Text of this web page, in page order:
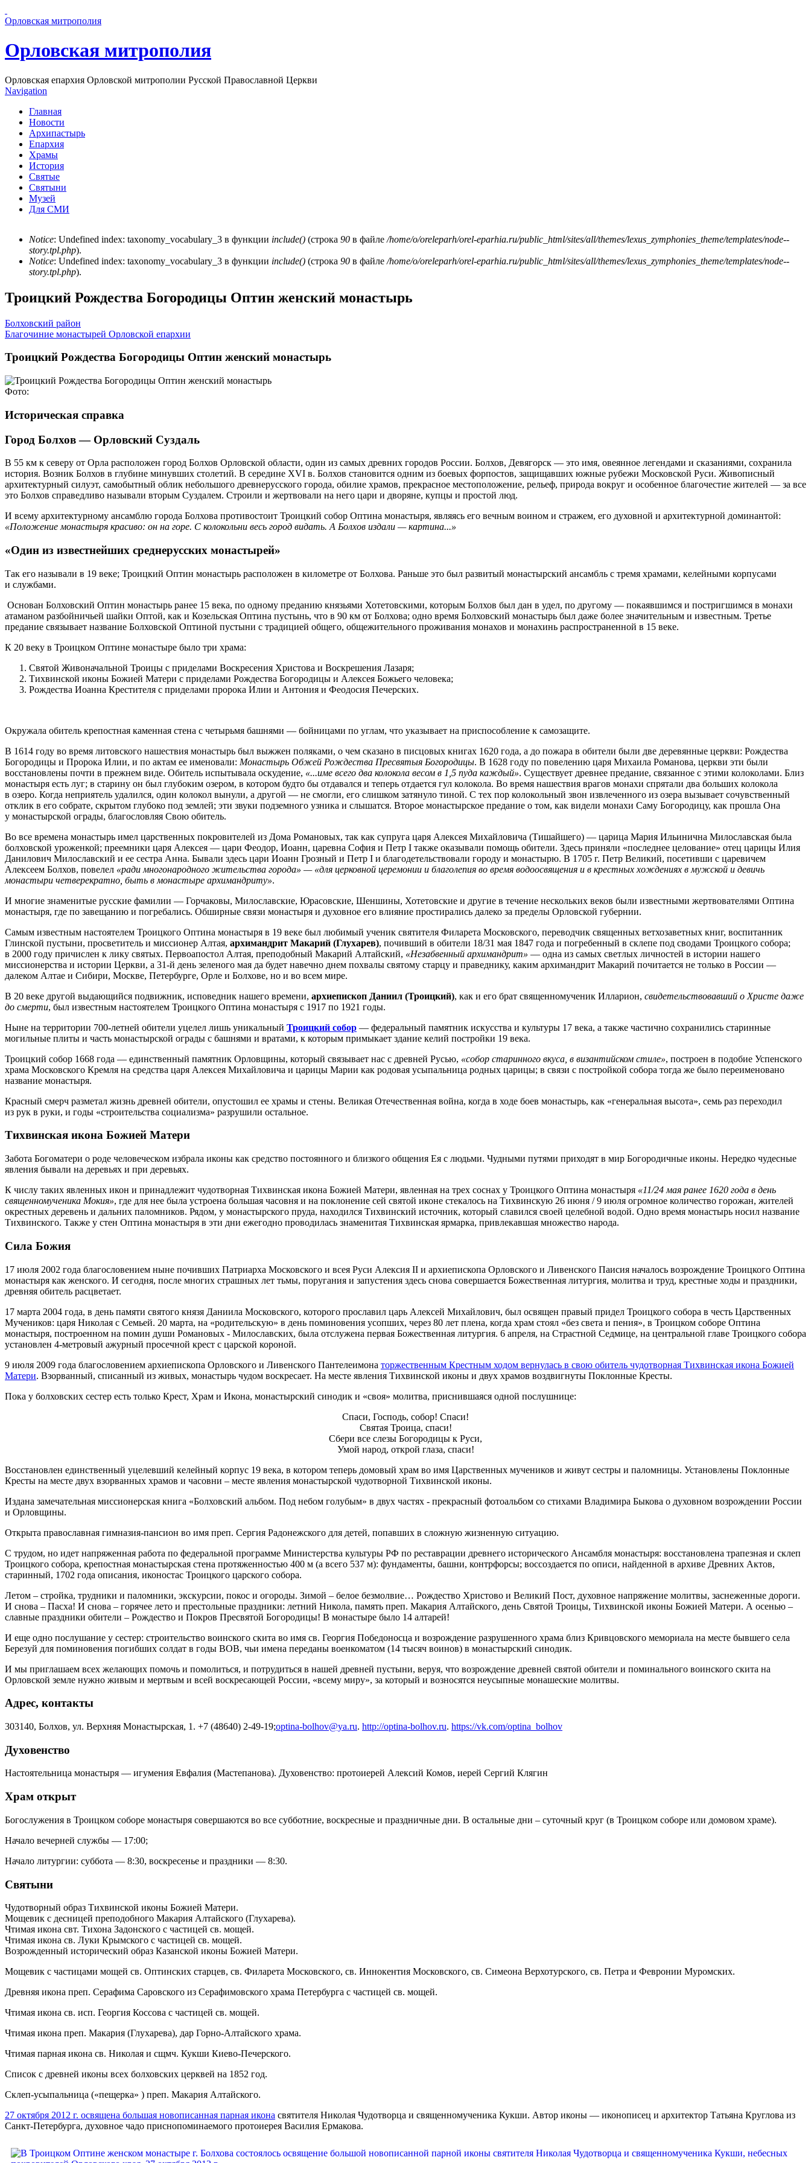
Орловская митрополия
Орловская митрополия
Орловская епархия Орловской митрополии Русской Православной Церкви
Navigation
Главная
Новости
Архипастырь
Епархия
Храмы
История
Святые
Святыни
Музей
Для СМИ
Сообщение об ошибке
Notice: Undefined index: taxonomy_vocabulary_3 в функции include() (строка 90 в файле /home/o/oreleparh/orel-eparhia.ru/public_html/sites/all/themes/lexus_zymphonies_theme/templates/node--
story.tpl.php).
Notice: Undefined index: taxonomy_vocabulary_3 в функции include() (строка 90 в файле /home/o/oreleparh/orel-eparhia.ru/public_html/sites/all/themes/lexus_zymphonies_theme/templates/node--
story.tpl.php).
Троицкий Рождества Богородицы Оптин женский монастырь
Болховский район
Благочиние монастырей Орловской епархии
Троицкий Рождества Богородицы Оптин женский монастырь
Фото:
Историческая справка
Город Болхов — Орловский Суздаль
В 55 км к северу от Орла расположен город Болхов Орловской области, один из самых древних городов России. Болхов, Девягорск — это имя, овеянное легендами и сказаниями, сохранила
история. Возник Болхов в глубине минувших столетий. В середине XVI в. Болхов становится одним из боевых форпостов, защищавших южные рубежи Московской Руси. Живописный
архитектурный силуэт, самобытный облик небольшого древнерусского города, обилие храмов, прекрасное местоположение, рельеф, природа вокруг и особенное благочестие жителей — за все
это Болхов справедливо называли вторым Суздалем. Строили и жертвовали на него цари и дворяне, купцы и простой люд.
И всему архитектурному ансамблю города Болхова противостоит Троицкий собор Оптина монастыря, являясь его вечным воином и стражем, его духовной и архитектурной доминантой:
«Положение монастыря красиво: он на горе. С колокольни весь город видать. А Болхов издали — картина...»
​«Один из известнейших среднерусских монастырей»
Так его называли в 19 веке; Троицкий Оптин монастырь расположен в километре от Болхова. Раньше это был развитый монастырский ансамбль с тремя храмами, келейными корпусами
и службами.
​ Основан Болховский Оптин монастырь ранее 15 века, по одному преданию князьями Хотетовскими, которым Болхов был дан в удел, по другому — покаявшимся и постригшимся в монахи
атаманом разбойничьей шайки Оптой, как и Козельская Оптина пустынь, что в 90 км от Болхова; одно время Болховский монастырь был даже более значительным и известным. Третье
предание связывает название Болховской Оптиной пустыни с традицией общего, общежительного проживания монахов и монахинь распространенной в 15 веке.
​К 20 веку в Троицком Оптине монастыре было три храма:
Святой Живоначальной Троицы с приделами Воскресения Христова и Воскрешения Лазаря;
Тихвинской иконы Божией Матери с приделами Рождества Богородицы и Алексея Божьего человека;
Рождества Иоанна Крестителя с приделами пророка Илии и Антония и Феодосия Печерских.
Окружала обитель крепостная каменная стена с четырьмя башнями — бойницами по углам, что указывает на приспособление к самозащите.
​В 1614 году во время литовского нашествия монастырь был выжжен поляками, о чем сказано в писцовых книгах 1620 года, а до пожара в обители были две деревянные церкви: Рождества
Богородицы и Пророка Илии, и по актам ее именовали: Монастырь Обжей Рождества Пресвятыя Богородицы. В 1628 году по повелению царя Михаила Романова, церкви эти были
восстановлены почти в прежнем виде. Обитель испытывала оскудение, «...име всего два колокола весом в 1,5 пуда каждый». Существует древнее предание, связанное с этими колоколами. Близ
монастыря есть луг; в старину он был глубоким озером, в котором будто бы отдавался и теперь отдается гул колокола. Во время нашествия врагов монахи спрятали два больших колокола
в озеро. Когда неприятель удалился, один колокол вынули, а другой — не смогли, его слишком затянуло тиной. С тех пор колокольный звон извлеченного из озера вызывает сочувственный
отклик в его собрате, скрытом глубоко под землей; эти звуки подземного узника и слышатся. Второе монастырское предание о том, как видели монахи Саму Богородицу, как прошла Она
у монастырской ограды, благословляя Свою обитель.
​Во все времена монастырь имел царственных покровителей из Дома Романовых, так как супруга царя Алексея Михайловича (Тишайшего) — царица Мария Ильинична Милославская была
болховской уроженкой; преемники царя Алексея — цари Феодор, Иоанн, царевна София и Петр I также оказывали помощь обители. Здесь приняли «последнее целование» отец царицы Илия
Данилович Милославский и ее сестра Анна. Бывали здесь цари Иоанн Грозный и Петр I и благодетельствовали городу и монастырю. В 1705 г. Петр Великий, посетивши с царевичем
Алексеем Болхов, повелел «ради многонародного жительства города» — «для церковной церемонии и благолепия во время водоосвящения и в крестных хождениях в мужской и девичь
монастыри четверекратно, быть в монастыре архимандриту».
​И многие знаменитые русские фамилии — Горчаковы, Милославские, Юрасовские, Шеншины, Хотетовские и другие в течение нескольких веков были известными жертвователями Оптина
монастыря, где по завещанию и погребались. Обширные связи монастыря и духовное его влияние простирались далеко за пределы Орловской губернии.
​Самым известным настоятелем Троицкого Оптина монастыря в 19 веке был любимый ученик святителя Филарета Московского, переводчик священных ветхозаветных книг, воспитанник
Глинской пустыни, просветитель и миссионер Алтая, архимандрит Макарий (Глухарев), почивший в обители 18/31 мая 1847 года и погребенный в склепе под сводами Троицкого собора;
в 2000 году причислен к лику святых. Первоапостол Алтая, преподобный Макарий Алтайский, «Незабвенный архимандрит» — одна из самых светлых личностей в истории нашего
миссионерства и истории Церкви, а 31-й день зеленого мая да будет навечно днем похвалы святому старцу и праведнику, каким архимандрит Макарий почитается не только в России —
далеком Алтае и Сибири, Москве, Петербурге, Орле и Болхове, но и во всем мире.
​В 20 веке другой выдающийся подвижник, исповедник нашего времени, архиепископ Даниил (Троицкий), как и его брат священномученик Илларион, свидетельствовавший о Христе даже
до смерти, был известным настоятелем Троицкого Оптина монастыря с 1917 по 1921 годы.
Ныне на территории 700-летней обители уцелел лишь уникальный Троицкий собор — федеральный памятник искусства и культуры 17 века, а также частично сохранились старинные
могильные плиты и часть монастырской ограды с башнями и вратами, к которым примыкает здание келий постройки 19 века.
​Троицкий собор 1668 года — единственный памятник Орловщины, который связывает нас с древней Русью, «собор старинного вкуса, в византийском стиле», построен в подобие Успенского
храма Московского Кремля на средства царя Алексея Михайловича и царицы Марии как родовая усыпальница родных царицы; в связи с постройкой собора тогда же было переименовано
название монастыря.
Красный смерч разметал жизнь древней обители, опустошил ее храмы и стены. Великая Отечественная война, когда в ходе боев монастырь, как «генеральная высота», семь раз переходил
из рук в руки, и годы «строительства социализма» разрушили остальное.
Тихвинская икона Божией Матери
​Забота Богоматери о роде человеческом избрала иконы как средство постоянного и близкого общения Ея с людьми. Чудными путями приходят в мир Богородичные иконы. Нередко чудесные
явления бывали на деревьях и при деревьях.
​К числу таких явленных икон и принадлежит чудотворная Тихвинская икона Божией Матери, явленная на трех соснах у Троицкого Оптина монастыря «11/24 мая ранее 1620 года в день
священномученика Мокия», где для нее была устроена большая часовня и на поклонение сей святой иконе стекалось на Тихвинскую 26 июня / 9 июля огромное количество горожан, жителей
окрестных деревень и дальних паломников. Рядом, у монастырского пруда, находился Тихвинский источник, который славился своей целебной водой. Одно время монастырь носил название
Тихвинского. Также у стен Оптина монастыря в эти дни ежегодно проводилась знаменитая Тихвинская ярмарка, привлекавшая множество народа.
Сила Божия
17 июля 2002 года благословением ныне почивших Патриарха Московского и всея Руси Алексия II и архиепископа Орловского и Ливенского Паисия началось возрождение Троицкого Оптина
монастыря как женского. И сегодня, после многих страшных лет тьмы, поругания и запустения здесь снова совершается Божественная литургия, молитва и труд, крестные ходы и праздники,
древняя обитель расцветает.
17 марта 2004 года, в день памяти святого князя Даниила Московского, которого прославил царь Алексей Михайлович, был освящен правый придел Троицкого собора в честь Царственных
Мучеников: царя Николая с Семьей. 20 марта, на «родительскую» в день поминовения усопших, через 80 лет плена, когда храм стоял «без света и пения», в Троицком соборе Оптина
монастыря, построенном на помин души Романовых - Милославских, была отслужена первая Божественная литургия. 6 апреля, на Страстной Седмице, на центральной главе Троицкого собора
установлен 4-метровый ажурный просечной крест с царской короной.
9 июля 2009 года благословением архиепископа Орловского и Ливенского Пантелеимона торжественным Крестным ходом вернулась в свою обитель чудотворная Тихвинская икона Божией
Матери. Взорванный, списанный из живых, монастырь чудом воскресает. На месте явления Тихвинской иконы и двух храмов воздвигнуты Поклонные Кресты.
Пока у болховских сестер есть только Крест, Храм и Икона, монастырский синодик и «своя» молитва, приснившаяся одной послушнице:
Спаси, Господь, собор! Спаси!
Святая Троица, спаси!
Сбери все слезы Богородицы к Руси,
Умой народ, открой глаза, спаси!
Восстановлен единственный уцелевший келейный корпус 19 века, в котором теперь домовый храм во имя Царственных мучеников и живут сестры и паломницы. Установлены Поклонные
Кресты на месте двух взорванных храмов и часовни – месте явления монастырской чудотворной Тихвинской иконы.
Издана замечательная миссионерская книга «Болховский альбом. Под небом голубым» в двух частях - прекрасный фотоальбом со стихами Владимира Быкова о духовном возрождении России
и Орловщины.
Открыта православная гимназия-пансион во имя преп. Сергия Радонежского для детей, попавших в сложную жизненную ситуацию.
С трудом, но идет напряженная работа по федеральной программе Министерства культуры РФ по реставрации древнего исторического Ансамбля монастыря: восстановлена трапезная и склеп
Троицкого собора, крепостная монастырская стена протяженностью 400 м (а всего 537 м): фундаменты, башни, контрфорсы; воссоздается по описи, найденной в архиве Древних Актов,
старинный, 1702 года описания, иконостас Троицкого царского собора.
​Летом – стройка, трудники и паломники, экскурсии, покос и огороды. Зимой – белое безмолвие… Рождество Христово и Великий Пост, духовное напряжение молитвы, заснеженные дороги.
И снова – Пасха! И снова – горячее лето и престольные праздники: летний Никола, память преп. Макария Алтайского, день Святой Троицы, Тихвинской иконы Божией Матери. А осенью –
славные праздники обители – Рождество и Покров Пресвятой Богородицы! В монастыре было 14 алтарей!
И еще одно послушание у сестер: строительство воинского скита во имя св. Георгия Победоносца и возрождение разрушенного храма близ Кривцовского мемориала на месте бывшего села
Березуй для поминовения погибших солдат в годы ВОВ, чьи имена переданы военкоматом (14 тысяч воинов) в монастырский синодик.
И мы приглашаем всех желающих помочь и помолиться, и потрудиться в нашей древней пустыни, веруя, что возрождение древней святой обители и поминального воинского скита на
Орловской земле нужно живым и мертвым и всей воскресающей России, «всему миру», за который и возносятся неусыпные монашеские молитвы.
Адрес, контакты
303140, Болхов, ул. Верхняя Монастырская, 1. +7 (48640) 2-49-19;optina-bolhov@ya.ru. http://optina-bolhov.ru. https://vk.com/optina_bolhov
Духовенство
Настоятельница монастыря — игумения Евфалия (Мастепанова). Духовенство: протоиерей Алексий Комов, иерей Сергий Клягин
Храм открыт
Богослужения в Троицком соборе монастыря совершаются во все субботние, воскресные и праздничные дни. В остальные дни – суточный круг (в Троицком соборе или домовом храме).
Начало вечерней службы — 17:00;
Начало литургии: суббота — 8:30, воскресенье и праздники — 8:30.
Святыни
Чудотворный образ Тихвинской иконы Божией Матери.
Мощевик с десницей преподобного Макария Алтайского (Глухарева).
Чтимая икона свт. Тихона Задонского с частицей св. мощей.
Чтимая икона св. Луки Крымского с частицей св. мощей.
Возрожденный исторический образ Казанской иконы Божией Матери.
Мощевик с частицами мощей св. Оптинских старцев, св. Филарета Московского, св. Иннокентия Московского, св. Симеона Верхотурского, св. Петра и Февронии Муромских.
Древняя икона преп. Серафима Саровского из Серафимовского храма Петербурга с частицей св. мощей.
Чтимая икона св. исп. Георгия Коссова с частицей св. мощей.
Чтимая икона преп. Макария (Глухарева), дар Горно-Алтайского храма.
Чтимая парная икона св. Николая и сщмч. Кукши Киево-Печерского.
Список с древней иконы всех болховских церквей на 1852 год.
Склеп-усыпальница («пещерка» ) преп. Макария Алтайского.
27 октября 2012 г. освящена большая новописанная парная икона святителя Николая Чудотворца и священномученика Кукши. Автор иконы — иконописец и архитектор Татьяна Круглова из
Санкт-Петербурга, духовное чадо приснопоминаемого протоиерея Василия Ермакова.